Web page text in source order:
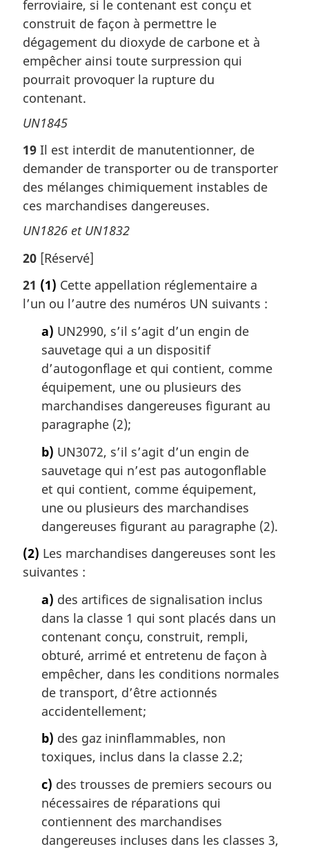
ferroviaire, si le contenant est conçu et
construit de façon à permettre le
dégagement du dioxyde de carbone et à
empêcher ainsi toute surpression qui
pourrait provoquer la rupture du
contenant.
UN1845
19 Il est interdit de manutentionner, de
demander de transporter ou de transporter
des mélanges chimiquement instables de
ces marchandises dangereuses.
UN1826 et UN1832
20 [Réservé]
21 (1) Cette appellation réglementaire a
l’un ou l’autre des numéros UN suivants :
a) UN2990, s’il s’agit d’un engin de
sauvetage qui a un dispositif
d’autogonflage et qui contient, comme
équipement, une ou plusieurs des
marchandises dangereuses figurant au
paragraphe (2);
b) UN3072, s’il s’agit d’un engin de
sauvetage qui n’est pas autogonflable
et qui contient, comme équipement,
une ou plusieurs des marchandises
dangereuses figurant au paragraphe (2).
(2) Les marchandises dangereuses sont les
suivantes :
a) des artifices de signalisation inclus
dans la classe 1 qui sont placés dans un
contenant conçu, construit, rempli,
obturé, arrimé et entretenu de façon à
empêcher, dans les conditions normales
de transport, d’être actionnés
accidentellement;
b) des gaz ininflammables, non
toxiques, inclus dans la classe 2.2;
c) des trousses de premiers secours ou
nécessaires de réparations qui
contiennent des marchandises
dangereuses incluses dans les classes 3,